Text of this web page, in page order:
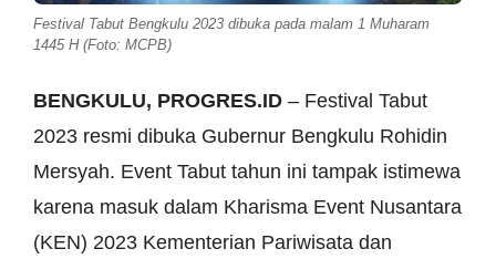
Festival Tabut Bengkulu 2023 dibuka pada malam 1 Muharam
1445 H (Foto: MCPB)
BENGKULU, PROGRES.ID – Festival Tabut
2023 resmi dibuka Gubernur Bengkulu Rohidin
Mersyah. Event Tabut tahun ini tampak istimewa
karena masuk dalam Kharisma Event Nusantara
(KEN) 2023 Kementerian Pariwisata dan